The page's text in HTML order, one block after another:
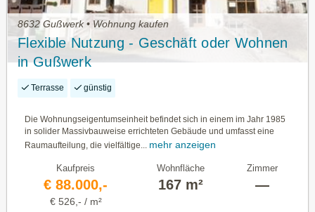
8632 Gußwerk • Wohnung kaufen
Flexible Nutzung - Geschäft oder Wohnen
in Gußwerk
Terrasse günstig
Die Wohnungseigentumseinheit befindet sich in einem im Jahr 1985
in solider Massivbauweise errichteten Gebäude und umfasst eine
Raumaufteilung, die vielfältige... mehr anzeigen
Kaufpreis
€ 88.000,-
€ 526,- / m²
Wohnfläche
167 m²
Zimmer
—